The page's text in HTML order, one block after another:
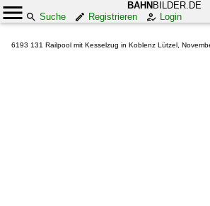
BAHN BILDER.DE
Suche
Registrieren Login
6193 131 Railpool mit Kesselzug in Koblenz Lützel,